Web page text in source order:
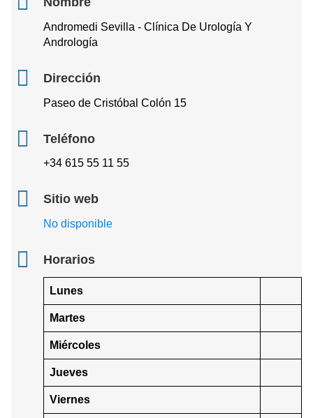
Andromedi Sevilla - Clínica De Urología Y
Andrología
Dirección
Paseo de Cristóbal Colón 15
Teléfono
+34 615 55 11 55
Sitio web
No disponible
Horarios
Lunes
Martes
Miércoles
Jueves
Viernes